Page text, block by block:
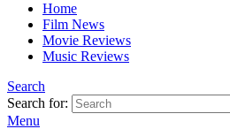
Home
Film News
Movie Reviews
Music Reviews
Search
Search for:
Menu